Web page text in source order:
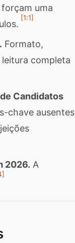
uma
[1:1]
Formato,
completa
Candidatos
chave ausentes
2026. A